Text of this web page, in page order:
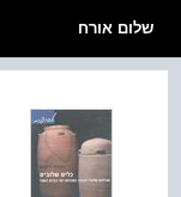
שלום אורח